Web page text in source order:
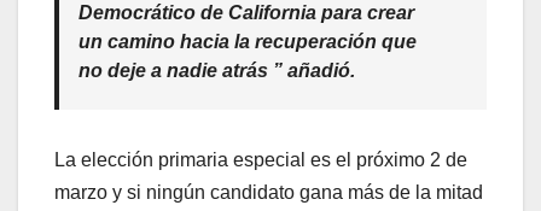
Democrático de California para crear
un camino hacia la recuperación que
no deje a nadie atrás ” añadió.
La elección primaria especial es el próximo 2 de
marzo y si ningún candidato gana más de la mitad